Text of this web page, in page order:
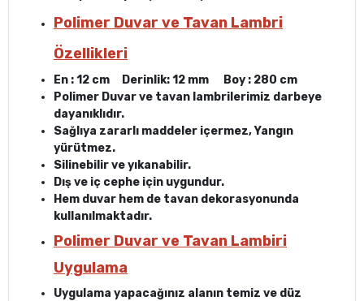
Polimer Duvar ve Tavan Lambri
Özellikleri
En : 12 cm Derinlik: 12 mm Boy : 280 cm
Polimer Duvar ve tavan lambrilerimiz darbeye
dayanıklıdır.
Sağlıya zararlı maddeler içermez, Yangın
yürütmez.
Silinebilir ve yıkanabilir.
Dış ve iç cephe için uygundur.
Hem duvar hem de tavan dekorasyonunda
kullanılmaktadır.
Polimer Duvar ve Tavan Lambiri
Uygulama
Uygulama yapacağınız alanın temiz ve düz